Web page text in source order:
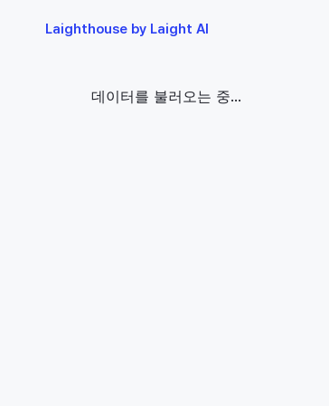
Laighthouse by Laight AI
데이터를 불러오는 중...